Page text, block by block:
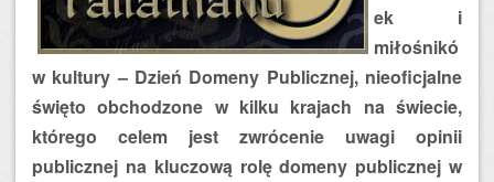
ek i
miłośnikó
w kultury – Dzień Domeny Publicznej, nieoficjalne
święto obchodzone w kilku krajach na świecie,
którego celem jest zwrócenie uwagi opinii
publicznej na kluczową rolę domeny publicznej w